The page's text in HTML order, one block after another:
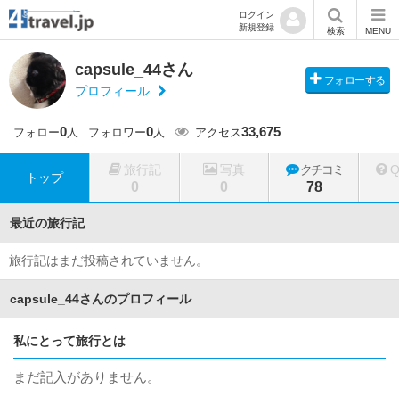
ログイン
新規登録
検索 MENU
capsule_44さん
プロフィール
フォローする
フォロー0人 フォロワー0人 アクセス33,675
トップ
旅行記
0
写真
0
クチコミ
78
最近の旅行記
旅行記はまだ投稿されていません。
capsule_44さんのプロフィール
私にとって旅行とは
まだ記入がありません。